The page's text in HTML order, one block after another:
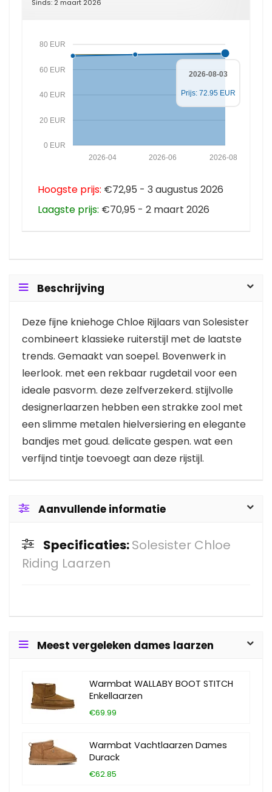
Sinds: 2 maart 2026
0 EUR
20 EUR
40 EUR
60 EUR
80 EUR
2026-08
2026-06
2026-04
2026-08-03
Prijs: 72.95 EUR
Hoogste prijs: €72,95 - 3 augustus 2026
Laagste prijs: €70,95 - 2 maart 2026
Beschrijving
Deze fijne kniehoge Chloe Rijlaars van Solesister
combineert klassieke ruiterstijl met de laatste
trends. Gemaakt van soepel. Bovenwerk in
leerlook. met een rekbaar rugdetail voor een
ideale pasvorm. deze zelfverzekerd. stijlvolle
designerlaarzen hebben een strakke zool met
een slimme metalen hielversiering en elegante
bandjes met goud. delicate gespen. wat een
verfijnd tintje toevoegt aan deze rijstijl.
Aanvullende informatie
Specificaties:Solesister Chloe
Riding Laarzen
Meest vergeleken dames laarzen
Warmbat WALLABY BOOT STITCH
Enkellaarzen
€69.99
Warmbat Vachtlaarzen Dames
Durack
€62.85